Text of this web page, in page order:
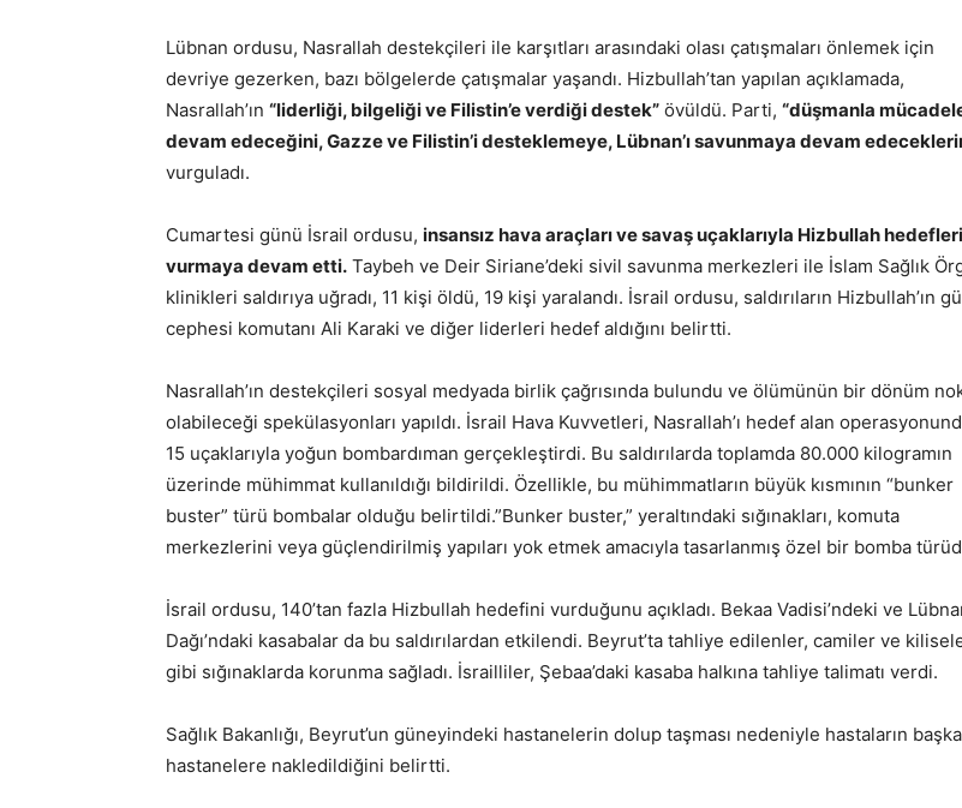
Lübnan ordusu, Nasrallah destekçileri ile karşıtları arasındaki olası çatışmaları önlemek için
devriye gezerken, bazı bölgelerde çatışmalar yaşandı. Hizbullah’tan yapılan açıklamada,
Nasrallah’ın “liderliği, bilgeliği ve Filistin’e verdiği destek” övüldü. Parti, “düşmanla
devam edeceğini, Gazze ve Filistin’i desteklemeye, Lübnan’ı savunmaya devam
vurguladı.
Cumartesi günü İsrail ordusu, insansız hava araçları ve savaş uçaklarıyla Hizbullah
vurmaya devam etti. Taybeh ve Deir Siriane’deki sivil savunma merkezleri ile İslam Sağlık
klinikleri saldırıya uğradı, 11 kişi öldü, 19 kişi yaralandı. İsrail ordusu, saldırıların Hizbullah’ın
cephesi komutanı Ali Karaki ve diğer liderleri hedef aldığını belirtti.
Nasrallah’ın destekçileri sosyal medyada birlik çağrısında bulundu ve ölümünün bir dönüm
olabileceği spekülasyonları yapıldı. İsrail Hava Kuvvetleri, Nasrallah’ı hedef alan
15 uçaklarıyla yoğun bombardıman gerçekleştirdi. Bu saldırılarda toplamda 80.000 kilogramın
üzerinde mühimmat kullanıldığı bildirildi. Özellikle, bu mühimmatların büyük kısmının “bunker
buster” türü bombalar olduğu belirtildi.”Bunker buster,” yeraltındaki sığınakları, komuta
merkezlerini veya güçlendirilmiş yapıları yok etmek amacıyla tasarlanmış özel bir bomba
İsrail ordusu, 140’tan fazla Hizbullah hedefini vurduğunu açıkladı. Bekaa Vadisi’ndeki ve
Dağı’ndaki kasabalar da bu saldırılardan etkilendi. Beyrut’ta tahliye edilenler, camiler ve
gibi sığınaklarda korunma sağladı. İsrailliler, Şebaa’daki kasaba halkına tahliye talimatı verdi.
Sağlık Bakanlığı, Beyrut’un güneyindeki hastanelerin dolup taşması nedeniyle hastaların başka
hastanelere nakledildiğini belirtti.